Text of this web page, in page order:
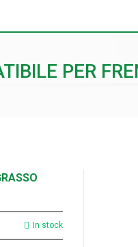
PER
In stock